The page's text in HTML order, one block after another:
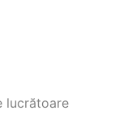
lucrătoare